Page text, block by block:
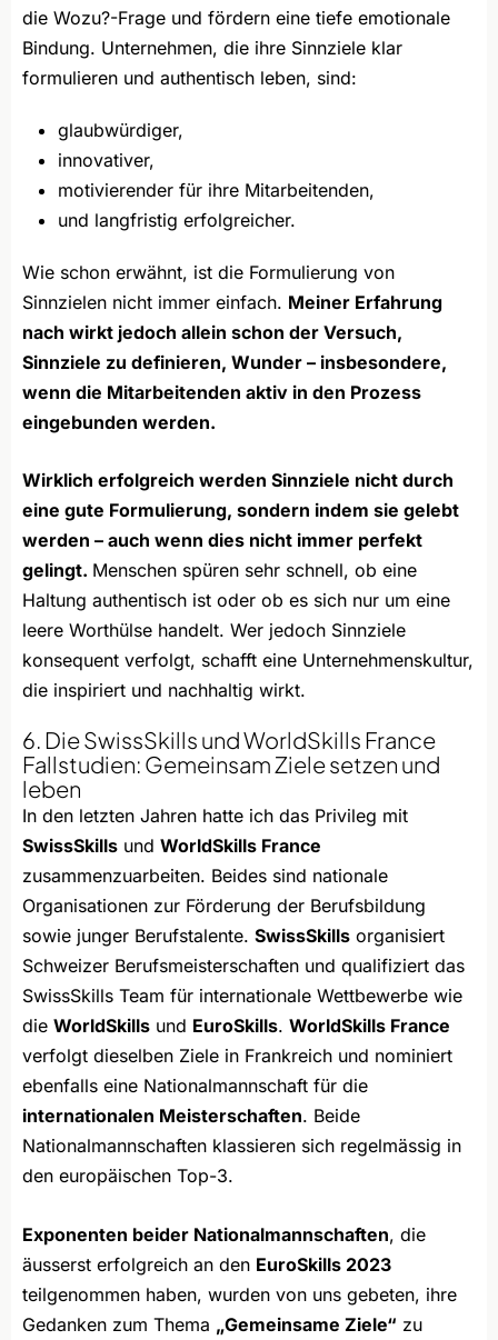
die Wozu?-Frage und fördern eine tiefe emotionale
Bindung. Unternehmen, die ihre Sinnziele klar
formulieren und authentisch leben, sind:
glaubwürdiger,
innovativer,
motivierender für ihre Mitarbeitenden,
und langfristig erfolgreicher.
Wie schon erwähnt, ist die Formulierung von
Sinnzielen nicht immer einfach. Meiner Erfahrung
nach wirkt jedoch allein schon der Versuch,
Sinnziele zu definieren, Wunder – insbesondere,
wenn die Mitarbeitenden aktiv in den Prozess
eingebunden werden.
Wirklich erfolgreich werden Sinnziele nicht durch
eine gute Formulierung, sondern indem sie gelebt
werden – auch wenn dies nicht immer perfekt
gelingt. Menschen spüren sehr schnell, ob eine
Haltung authentisch ist oder ob es sich nur um eine
leere Worthülse handelt. Wer jedoch Sinnziele
konsequent verfolgt, schafft eine Unternehmenskultur,
die inspiriert und nachhaltig wirkt.
6. Die SwissSkills und WorldSkills France
Fallstudien: Gemeinsam Ziele setzen und
leben
In den letzten Jahren hatte ich das Privileg mit
SwissSkills und WorldSkills France
zusammenzuarbeiten. Beides sind nationale
Organisationen zur Förderung der Berufsbildung
sowie junger Berufstalente. SwissSkills organisiert
Schweizer Berufsmeisterschaften und qualifiziert das
SwissSkills Team für internationale Wettbewerbe wie
die WorldSkills und EuroSkills. WorldSkills France
verfolgt dieselben Ziele in Frankreich und nominiert
ebenfalls eine Nationalmannschaft für die
internationalen Meisterschaften. Beide
Nationalmannschaften klassieren sich regelmässig in
den europäischen Top-3.
Exponenten beider Nationalmannschaften, die
äusserst erfolgreich an den EuroSkills 2023
teilgenommen haben, wurden von uns gebeten, ihre
Gedanken zum Thema „Gemeinsame Ziele“ zu